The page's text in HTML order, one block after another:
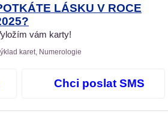
LÁSKU V ROCE
vám karty!
karet, Numerologie
Chci poslat SMS